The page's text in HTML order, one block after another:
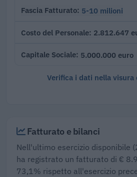
Fascia Fatturato 5-10 milioni
Costo del Personale 2.812.647
Capitale Sociale 5.000.000 euro
Verifica i dati nella
Fatturato e bilanci
Nell'ultimo esercizio disponibile
ha registrato un fatturato di €
73,1% rispetto all'esercizio